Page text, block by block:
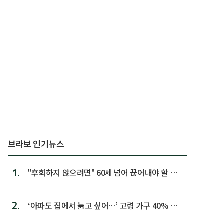
브라보 인기뉴스
1.
"후회하지 않으려면" 60세 넘어 끊어내야 할 사
2.
‘아파도 집에서 늙고 싶어…’ 고령 가구 40% 노